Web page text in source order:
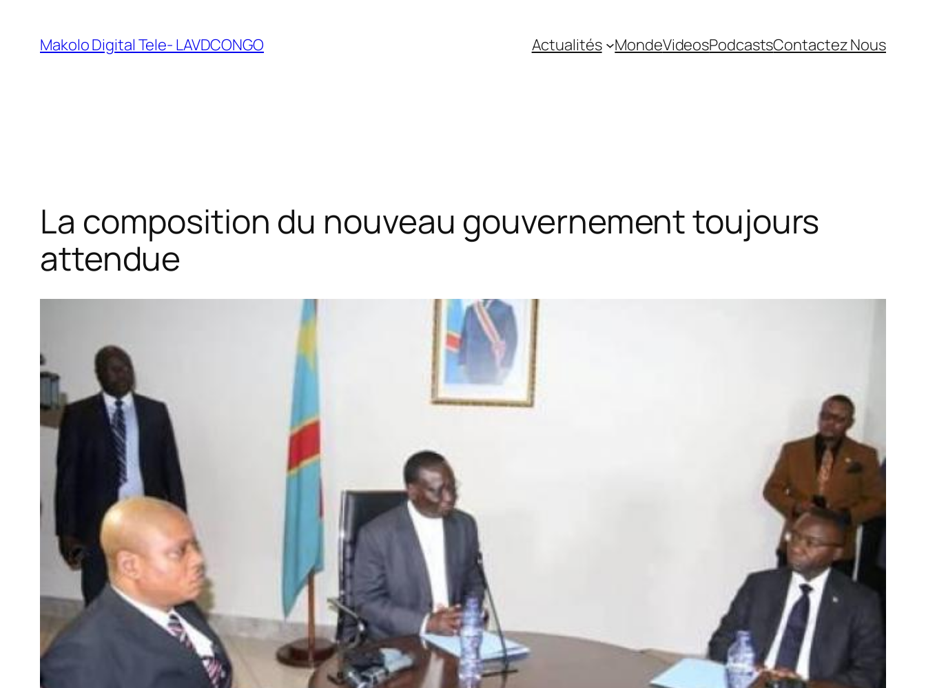
Makolo Digital Tele- LAVDCONGO Actualités MondeVideosPodcastsContactez Nous
La composition du nouveau gouvernement toujours
attendue